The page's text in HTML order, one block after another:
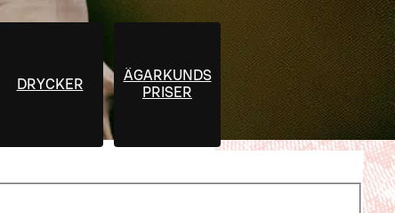
DRYCKER
ÄGARKUNDS
PRISER